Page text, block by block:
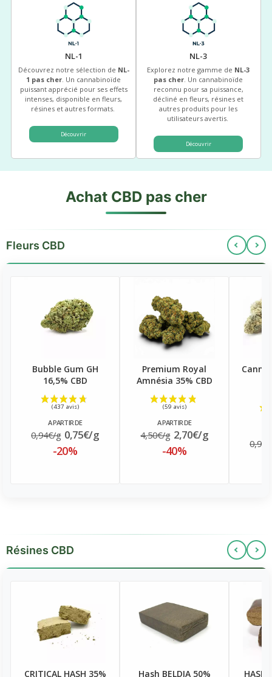
NL-1
Découvrez notre sélection de NL-
1 pas cher. Un cannabinoïde
puissant apprécié pour ses effets
intenses, disponible en fleurs,
résines et autres formats.
Découvrir
NL-3
Explorez notre gamme de NL-3
pas cher. Un cannabinoïde
reconnu pour sa puissance,
décliné en fleurs, résines et
autres produits pour les
utilisateurs avertis.
Découvrir
Achat CBD pas cher
Fleurs CBD
Bubble Gum GH
16,5% CBD
A PARTIR DE
0,94€/g 0,75€/g
-20%
Premium Royal
Amnésia 35% CBD
A PARTIR DE
4,50€/g 2,70€/g
-40%
Résines CBD
CRITICAL HASH 35% Hash BELDIA 50% HASH